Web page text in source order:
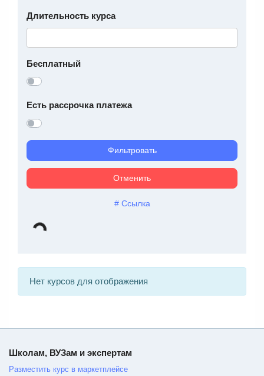
Длительность курса
Бесплатный
Есть рассрочка платежа
Фильтровать
Отменить
# Ссылка
Нет курсов для отображения
Школам, ВУЗам и экспертам
Разместить курс в маркетплейсе